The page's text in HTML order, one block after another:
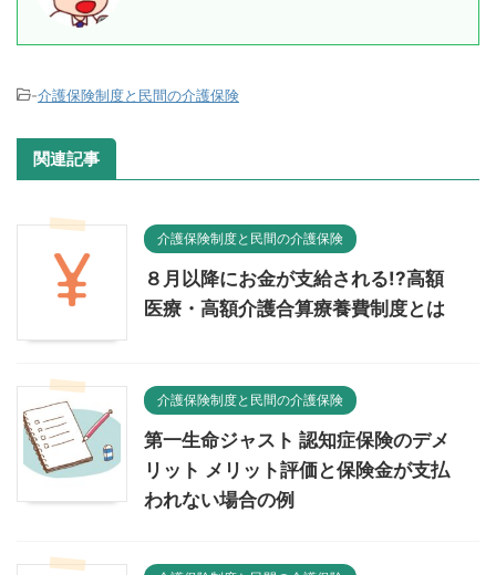
-介護保険制度と民間の介護保険
関連記事
介護保険制度と民間の介護保険
８月以降にお金が支給される!?高額
医療・高額介護合算療養費制度とは
介護保険制度と民間の介護保険
第一生命ジャスト 認知症保険のデメ
リット メリット評価と保険金が支払
われない場合の例